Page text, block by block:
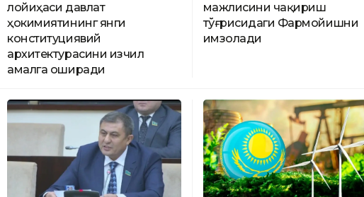
лойиҳаси давлат
ҳокимиятининг янги
конституциявий
архитектурасини изчил
амалга оширади
мажлисини чақириш
тўғрисидаги Фармойишни
имзолади